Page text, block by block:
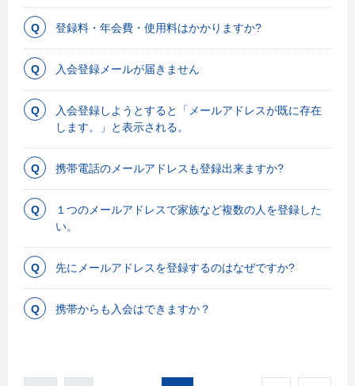
登録料・年会費・使用料はかかりますか?
入会登録メールが届きません
入会登録しようとすると「メールアドレスが既に存在
します。」と表示される。
携帯電話のメールアドレスも登録出来ますか?
１つのメールアドレスで家族など複数の人を登録した
い。
先にメールアドレスを登録するのはなぜですか?
携帯からも入会はできますか？